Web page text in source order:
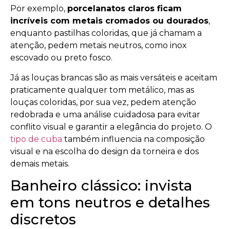
Por exemplo, porcelanatos claros ficam
incríveis com metais cromados ou dourados,
enquanto pastilhas coloridas, que já chamam a
atenção, pedem metais neutros, como inox
escovado ou preto fosco.
Já as louças brancas são as mais versáteis e aceitam
praticamente qualquer tom metálico, mas as
louças coloridas, por sua vez, pedem atenção
redobrada e uma análise cuidadosa para evitar
conflito visual e garantir a elegância do projeto. O
tipo de cuba também influencia na composição
visual e na escolha do design da torneira e dos
demais metais.
Banheiro clássico: invista
em tons neutros e detalhes
discretos